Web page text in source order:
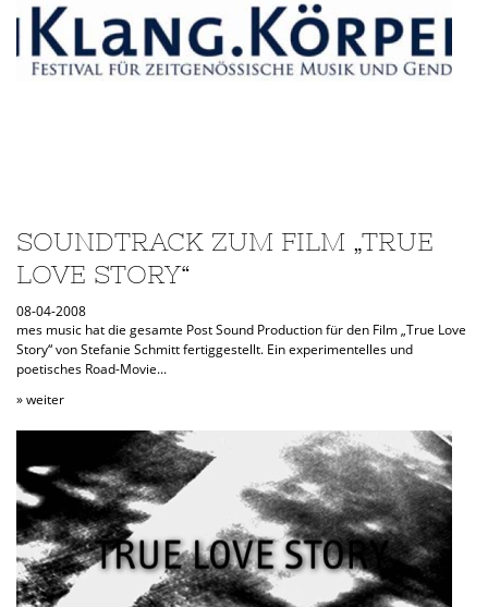
SOUNDTRACK ZUM FILM „TRUE
LOVE STORY“
08-04-2008
mes music hat die gesamte Post Sound Production für den Film „True Love
Story“ von Stefanie Schmitt fertiggestellt. Ein experimentelles und
poetisches Road-Movie...
» weiter